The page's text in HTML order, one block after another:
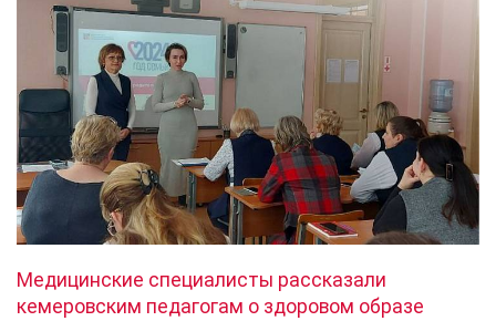
Медицинские специалисты рассказали
кемеровским педагогам о здоровом образе